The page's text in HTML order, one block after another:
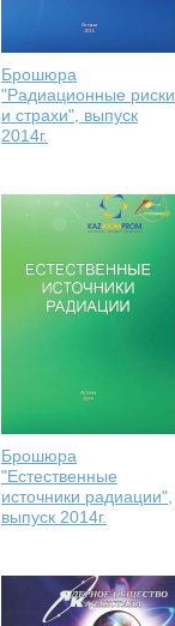
Брошюра
"Радиационные риски
и страхи", выпуск
2014г.
Брошюра
"Естественные
источники радиации",
выпуск 2014г.